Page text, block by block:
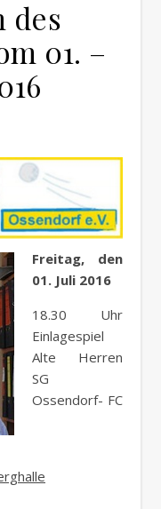
des
01. –
Freitag, den
01. Juli 2016
18.30 Uhr
Einlagespiel
Alte Herren
SG
Ossendorf- FC